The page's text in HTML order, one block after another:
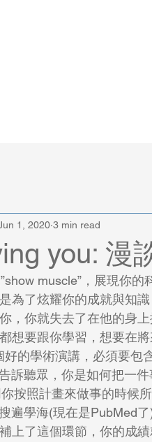
you: 漫
1, 2020 3 min read
為了炫耀你的成就與知
，你就失去了在他的身
想要跟你學習，想要在
個好的學術演講，必須要
訴聽眾，你是如何把一
你按照計畫來做事的時候
上了這個環節，你的成